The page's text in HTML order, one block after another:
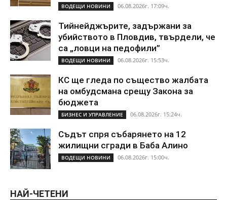
ВОДЕЩИ НОВИНИ 06.08.2026г. 17:09ч.
Тийнейджърите, задържани за
убийството в Пловдив, твърдели, че
са „ловци на педофили”
ВОДЕЩИ НОВИНИ 06.08.2026г. 15:53ч.
КС ще гледа по същество жалбата
на омбудсмана срещу Закона за
бюджета
БИЗНЕС И УПРАВЛЕНИЕ 06.08.2026г. 15:24ч.
Съдът спря събарянето на 12
жилищни сгради в Баба Алино
ВОДЕЩИ НОВИНИ 06.08.2026г. 15:00ч.
НАЙ-ЧЕТЕНИ